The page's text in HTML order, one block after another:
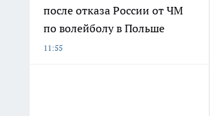
после отказа России от ЧМ
по волейболу в Польше
11:55